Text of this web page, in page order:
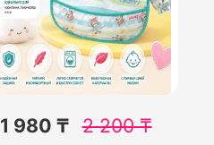
1 980 ₸ 2 200₸